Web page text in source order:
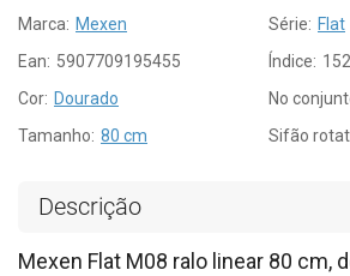
Marca: Mexen Série: Flat
Ean: 5907709195455 Índice:
Cor: Dourado No
Tamanho: 80 cm Sifão
Descrição
Mexen Flat M08 ralo linear 80 cm,